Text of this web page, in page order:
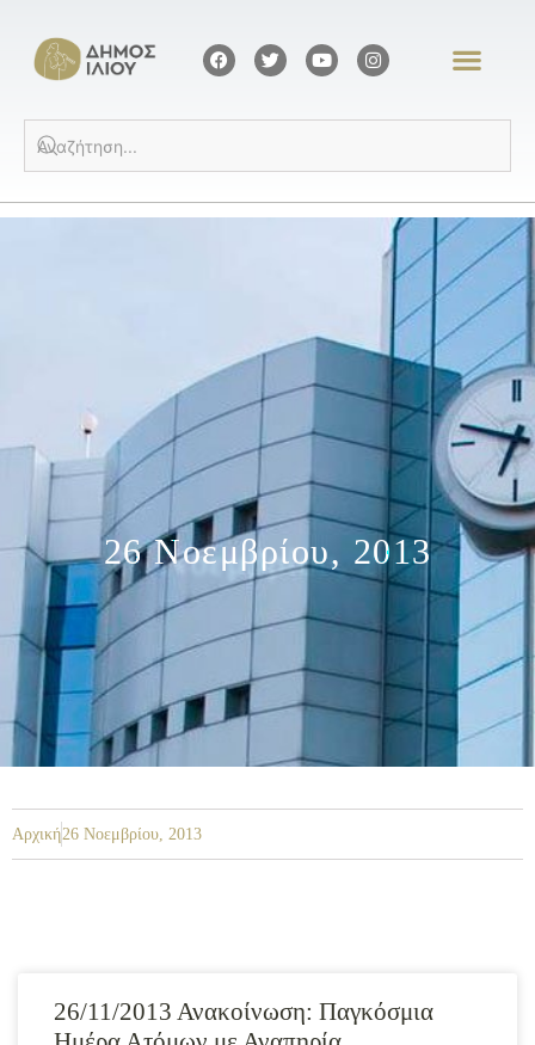
26 Νοεμβρίου, 2013
Αρχική26 Νοεμβρίου, 2013
26/11/2013 Ανακοίνωση: Παγκόσμια